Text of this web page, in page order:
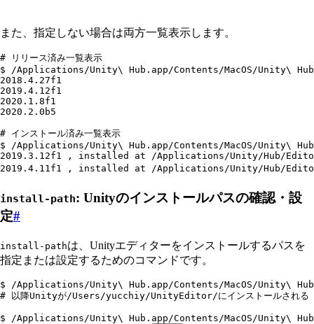
また、指定しない場合は両方一覧表示します。
# リリース済み一覧表示
$ /Applications/Unity\ Hub.app/Contents/MacOS/Unity\
2018.4.27f1
2019.4.12f1
2020.1.8f1
2020.2.0b5
# インストール済み一覧表示
$ /Applications/Unity\ Hub.app/Contents/MacOS/Unity\
2019.3.12f1 , installed at /Applications/Unity/Hub/
2019.4.11f1 , installed at /Applications/Unity/Hub/
install-path: Unityのインストールパスの確認・設
定#
install-pathは、Unityエディターをインストールするパスを
指定または設定するためのコマンドです。
$ /Applications/Unity\ Hub.app/Contents/MacOS/
# 以降Unityが/Users/yucchiy/UnityEditor/にインストールされる
$ /Applications/Unity\ Hub.app/Contents/MacOS/